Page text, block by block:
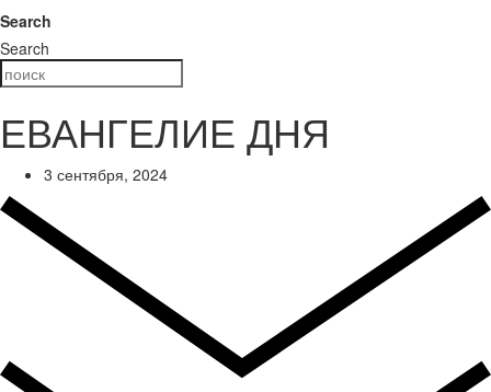
Search
Search
ЕВАНГЕЛИЕ ДНЯ
3 сентября, 2024